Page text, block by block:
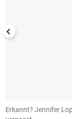
Erkannt? Jennifer